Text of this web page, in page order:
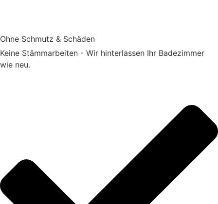
Ohne Schmutz & Schäden
Keine Stämmarbeiten - Wir hinterlassen Ihr Badezimmer
wie neu.